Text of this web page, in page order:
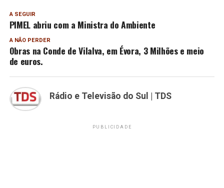
A SEGUIR
PIMEL abriu com a Ministra do Ambiente
A NÃO PERDER
Obras na Conde de Vilalva, em Évora, 3 Milhões e meio
de euros.
Rádio e Televisão do Sul | TDS
PUBLICIDADE